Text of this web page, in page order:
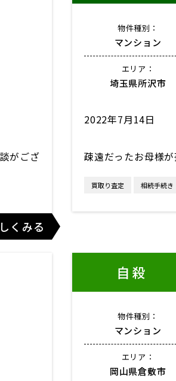
がござ
くみる
物件種別：
マンション
エリア：
埼玉県所沢市
2022年7月14日
疎遠だったお母様
買取り査定 相続手続き
自殺
物件種別：
マンション
エリア：
岡山県倉敷市